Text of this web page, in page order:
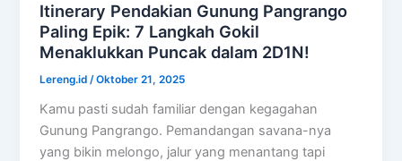
Itinerary Pendakian Gunung Pangrango
Paling Epik: 7 Langkah Gokil
Menaklukkan Puncak dalam 2D1N!
Lereng.id/Oktober 21, 2025
Kamu pasti sudah familiar dengan kegagahan
Gunung Pangrango. Pemandangan savana-nya
yang bikin melongo, jalur yang menantang tapi